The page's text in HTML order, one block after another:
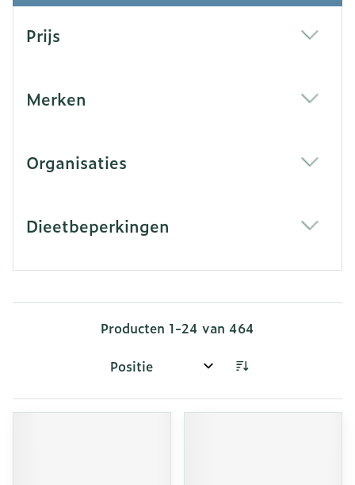
Prijs
Merken
Organisaties
Dieetbeperkingen
Producten 1-24 van 464
Sorteer op: